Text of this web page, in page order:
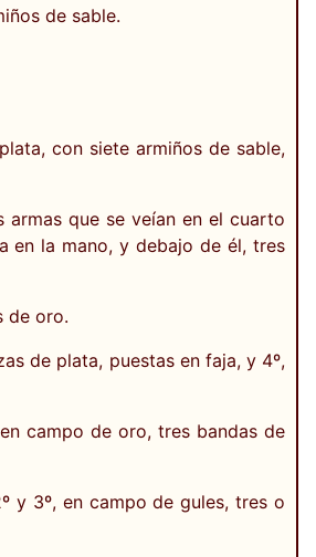
de sable.
con siete armiños de sable,
que se veían en el cuarto
en la mano, y debajo de él, tres
de oro.
de plata, puestas en faja, y 4º,
campo de oro, tres bandas de
y 3º, en campo de gules, tres o